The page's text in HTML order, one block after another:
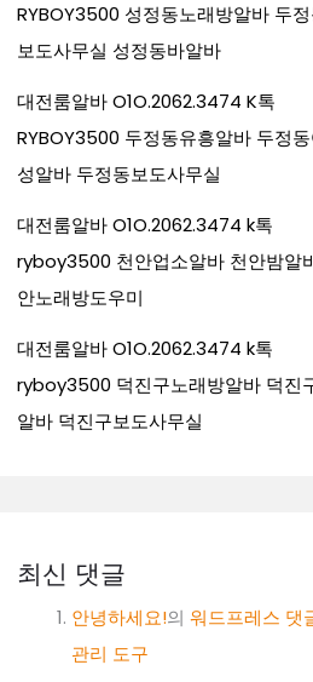
RYBOY3500 성정동노래방알바 두
보도사무실 성정동바알바
대전룸알바 O1O.2062.3474 K톡
RYBOY3500 두정동유흥알바 두정동
성알바 두정동보도사무실
대전룸알바 O1O.2062.3474 k톡
ryboy3500 천안업소알바 천안밤알
안노래방도우미
대전룸알바 O1O.2062.3474 k톡
ryboy3500 덕진구노래방알바 덕진
알바 덕진구보도사무실
최신 댓글
안녕하세요!의 워드프레스 댓
관리 도구